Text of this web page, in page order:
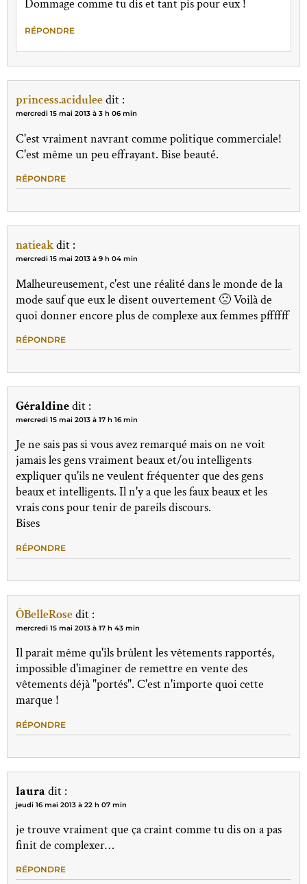
Dommage comme tu dis et tant pis pour eux !
RÉPONDRE
princess.aciduleedit :
mercredi 15 mai 2013 à 3 h 06 min
C'est vraiment navrant comme politique commerciale!
C'est même un peu effrayant. Bise beauté.
RÉPONDRE
natieakdit :
mercredi 15 mai 2013 à 9 h 04 min
Malheureusement, c'est une réalité dans le monde de la
mode sauf que eux le disent ouvertement 🙁 Voilà de
quoi donner encore plus de complexe aux femmes pffffff
RÉPONDRE
Géraldinedit :
mercredi 15 mai 2013 à 17 h 16 min
Je ne sais pas si vous avez remarqué mais on ne voit
jamais les gens vraiment beaux et/ou intelligents
expliquer qu'ils ne veulent fréquenter que des gens
beaux et intelligents. Il n'y a que les faux beaux et les
vrais cons pour tenir de pareils discours.
Bises
RÉPONDRE
ÔBelleRosedit :
mercredi 15 mai 2013 à 17 h 43 min
Il parait même qu'ils brûlent les vêtements rapportés,
impossible d'imaginer de remettre en vente des
vêtements déjà "portés". C'est n'importe quoi cette
marque !
RÉPONDRE
laura dit :
jeudi 16 mai 2013 à 22 h 07 min
je trouve vraiment que ça craint comme tu dis on a pas
finit de complexer…
RÉPONDRE